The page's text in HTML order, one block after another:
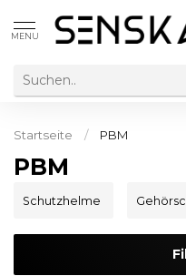
MENU
Startseite / PBM
PBM
Schutzhelme